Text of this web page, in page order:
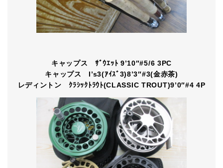
キャップス ｻﾞｳｴｯﾄ 9’10″#5/6 3PC
キャップス I’s3(ｱｲｽﾞ3)8’3″#3(金赤茶)
レディントン ｸﾗｼｯｸﾄﾗｳﾄ(CLASSIC TROUT)9’0″#4 4P